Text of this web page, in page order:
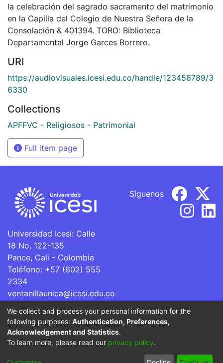
la celebración del sagrado sacramento del matrimonio
en la Capilla del Colegio de Nuestra Señora de la
Consolación & 401394. TORO: Biblioteca
Departamental Jorge Garces Borrero.
URI
https://audiovisuales.icesi.edu.co/handle/123456789/3
6330
Collections
APFFVC - Religiosos - Patrimonial
Full item page
Universidad Icesi: Calle
18 No. 122-135
Pance, Cali - Colombia
Teléfono: +57 (602) 555
2334
ventanillaunica@icesi.edu.co
Síguenos
La Universidad Icesi es una Institución de Educación
Superior que se encuentra sujeta a inspección y vigilancia
por parte del Ministerio de Educación Nacional.
Cookie End User Send
We collect and process your personal information for the
following purposes: Authentication, Preferences,
Acknowledgement and Statistics.
To learn more, please read our privacy policy.